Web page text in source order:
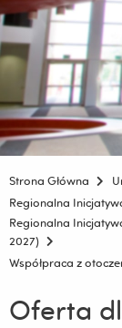
Strona Główna
Regionalna
Regionalna
2027)
Współpraca z
Oferta